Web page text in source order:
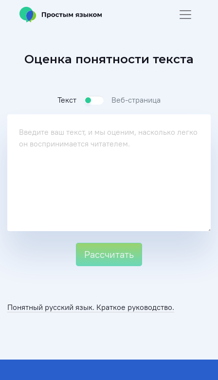
Оценка понятности текста
Текст Веб-страница
Рассчитать
Понятный русский язык. Краткое руководство.